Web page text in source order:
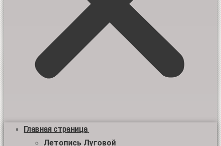
Главная страница
Летопись Луговой